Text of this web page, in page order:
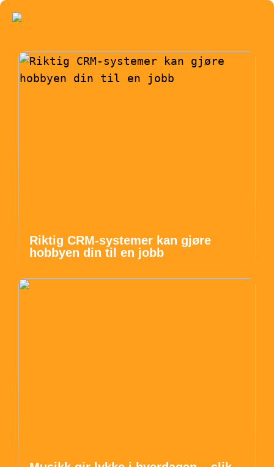
Riktig CRM-systemer kan gjøre
hobbyen din til en jobb